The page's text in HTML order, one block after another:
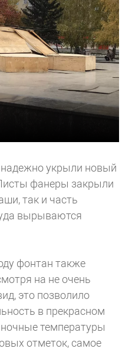
надежно укрыли новый
фанеры закрыли
так и часть
вырываются
фонтан также
на не очень
это позволило
в прекрасном
температуры
отметок, самое